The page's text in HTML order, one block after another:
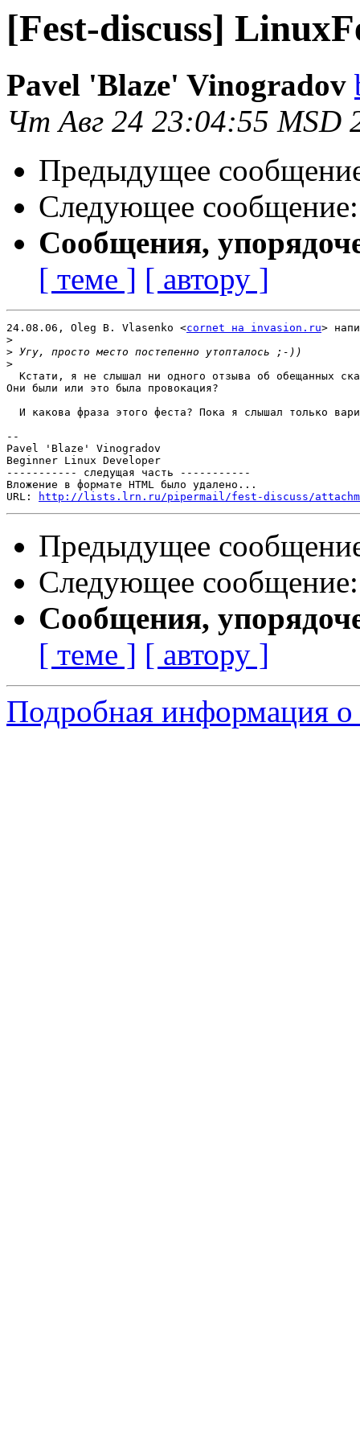
[Fest-discuss]
Pavel 'Blaze' Vinogradov
Чт Авг 24 23:04:55 MSD
Предыдущее
Следующее
Сообщения,
[ теме ] [ автору ]
24.08.06, Oleg B. Vlasenko <cornet на invasion.ru>
>
>
>
Кстати, я не слышал ни одного отзыва об обещанных
Они были или это была провокация?
И какова фраза этого феста? Пока я слышал только
--
Pavel 'Blaze' Vinogradov
Beginner Linux Developer
----------- следущая часть -----------
Вложение в формате HTML было удалено...
URL:
http://lists.lrn.ru/pipermail/fest-discuss/
Предыдущее
Следующее
Сообщения,
[ теме ] [ автору ]
Подробная информация о